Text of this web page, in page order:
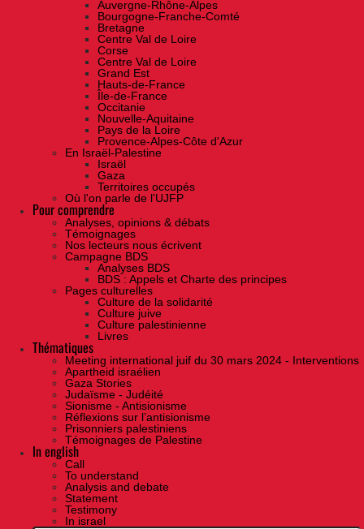
Auvergne-Rhône-Alpes
Bourgogne-Franche-Comté
Bretagne
Centre Val de Loire
Corse
Centre Val de Loire
Grand Est
Hauts-de-France
Île-de-France
Occitanie
Nouvelle-Aquitaine
Pays de la Loire
Provence-Alpes-Côte d'Azur
En Israël-Palestine
Israël
Gaza
Territoires occupés
Où l'on parle de l'UJFP
Pour comprendre
Analyses, opinions & débats
Témoignages
Nos lecteurs nous écrivent
Campagne BDS
Analyses BDS
BDS : Appels et Charte des principes
Pages culturelles
Culture de la solidarité
Culture juive
Culture palestinienne
Livres
Thématiques
Meeting international juif du 30 mars 2024 - Interventions
Apartheid israélien
Gaza Stories
Judaïsme - Judéité
Sionisme - Antisionisme
Réflexions sur l’antisionisme
Prisonniers palestiniens
Témoignages de Palestine
In english
Call
To understand
Analysis and debate
Statement
Testimony
In israel